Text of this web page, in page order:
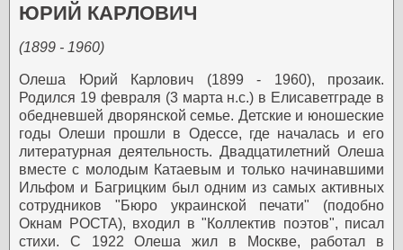
ЮРИЙ КАРЛОВИЧ
(1899 - 1960)
Олеша Юрий Карлович (1899 - 1960), прозаик.
Родился 19 февраля (3 марта н.с.) в Елисаветграде в
обедневшей дворянской семье. Детские и юношеские
годы Олеши прошли в Одессе, где началась и его
литературная деятельность. Двадцатилетний Олеша
вместе с молодым Катаевым и только начинавшими
Ильфом и Багрицким был одним из самых активных
сотрудников "Бюро украинской печати" (подобно
Окнам РОСТА), входил в "Коллектив поэтов", писал
стихи. С 1922 Олеша жил в Москве, работал в